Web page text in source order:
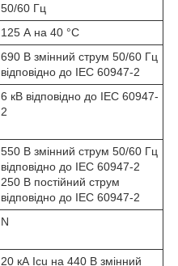
50/60 Гц
125 А на 40 °C
690 В змінний струм 50/60 Гц
відповідно до IEC 60947-2
6 кВ відповідно до IEC 60947-
2
550 В змінний струм 50/60 Гц
відповідно до IEC 60947-2
250 В постійний струм
відповідно до IEC 60947-2
N
20 кА Icu на 440 В змінний